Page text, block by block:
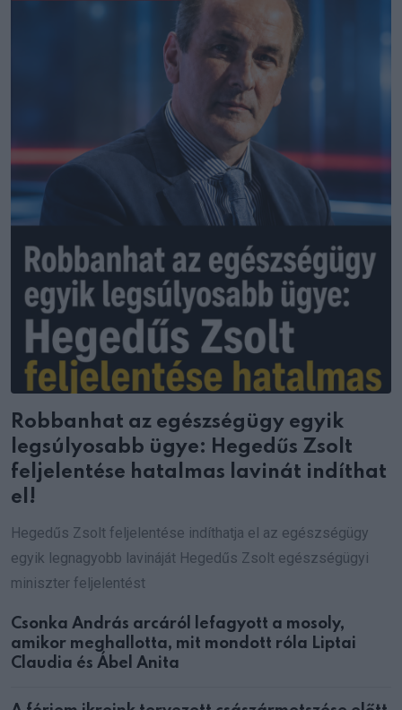
Robbanhat az egészségügy egyik
legsúlyosabb ügye: Hegedűs Zsolt
feljelentése hatalmas lavinát indíthat
el!
Hegedűs Zsolt feljelentése indíthatja el az egészségügy
egyik legnagyobb lavináját Hegedűs Zsolt egészségügyi
miniszter feljelentést
Csonka András arcáról lefagyott a mosoly,
amikor meghallotta, mit mondott róla Liptai
Claudia és Ábel Anita